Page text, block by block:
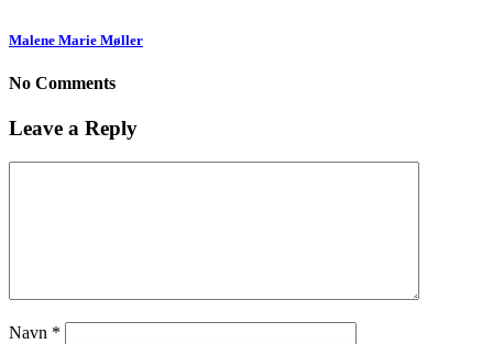
Malene Marie Møller
No Comments
Leave a Reply
Navn *